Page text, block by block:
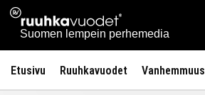
Siirry
sisältöön
Ruuhkavuodet.fi
Suomen lempein perhemedia
Etusivu Ruuhkavuodet Vanhemmuus
Etusivulle